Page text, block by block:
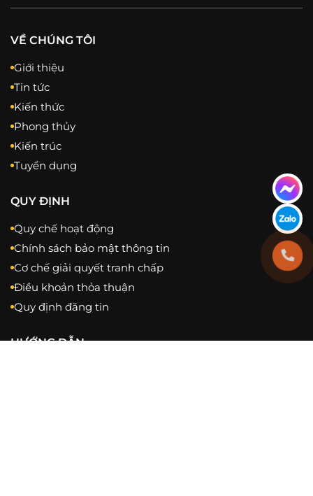
VỀ CHÚNG TÔI
Giới thiệu
Tin tức
Kiến thức
Phong thủy
Kiến trúc
Tuyển dụng
QUY ĐỊNH
Quy chế hoạt động
Chính sách bảo mật thông tin
Cơ chế giải quyết tranh chấp
Điều khoản thỏa thuận
Quy định đăng tin
HƯỚNG DẪN